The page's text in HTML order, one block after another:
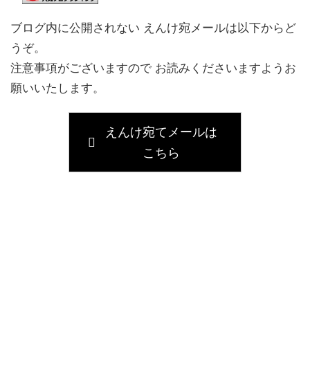
ブログ内に公開されない えんけ宛メールは以下からど
うぞ。
注意事項がございますので お読みくださいますようお
願いいたします。
えんけ宛てメールは
こちら